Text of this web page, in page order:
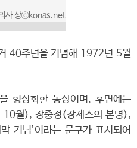
사 상ⓒkonas.net
40주년을 기념해 1972년 5월
형상화한 동상이며, 후면에는
월), 장중정(장제스의 본명),
기념’이라는 문구가 표시되어